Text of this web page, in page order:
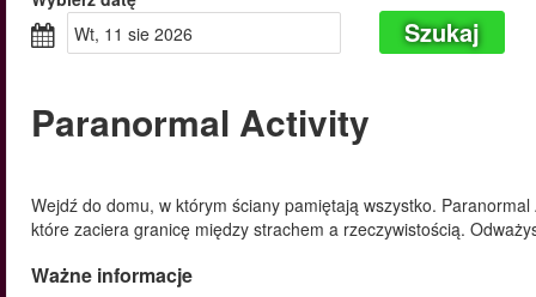
wt, 11 sie 2026
Szukaj
Paranormal Activity
Wejdź do domu, w którym ściany pamiętają wszystko.
które zaciera granicę między strachem a rzeczywistością.
Ważne informacje